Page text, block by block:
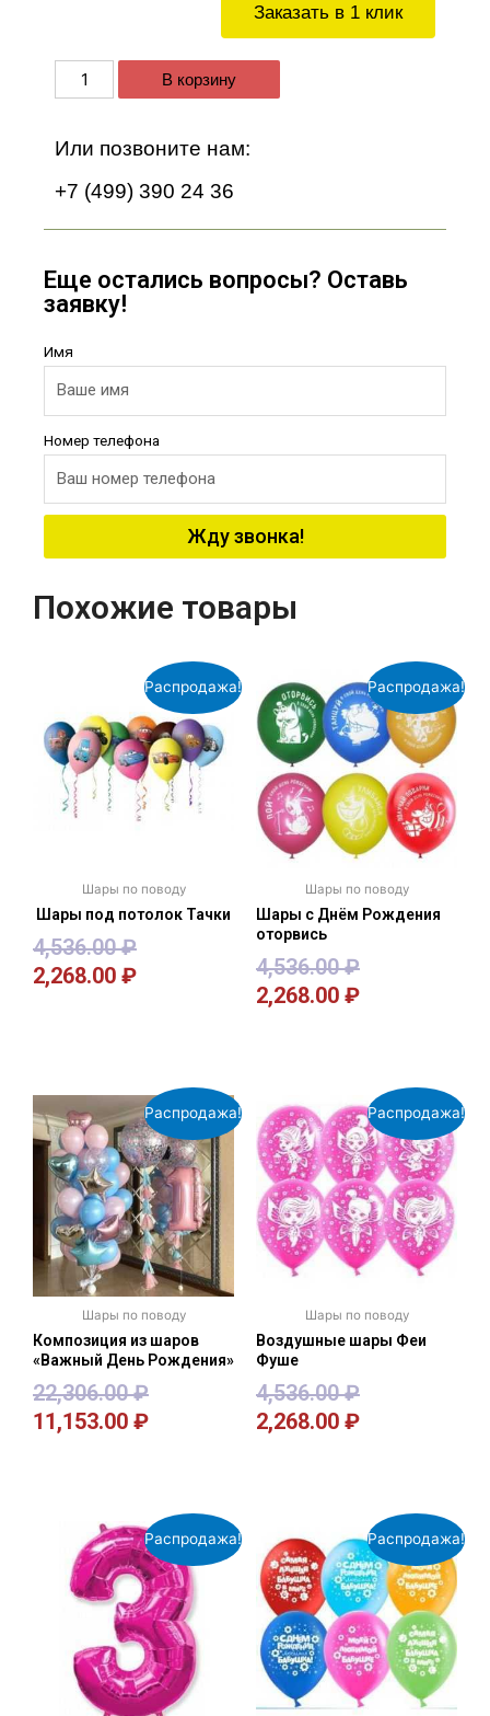
Заказать в 1 клик
В корзину
Или позвоните нам:
+7 (499) 390 24 36
Еще остались вопросы? Оставь
заявку!
Имя
Номер телефона
Жду звонка!
Похожие товары
Распродажа!
Шары по поводу
Шары под потолок Тачки
4,536.00₽
2,268.00 ₽
Распродажа!
Шары по поводу
Шары с Днём Рождения
оторвись
4,536.00₽
2,268.00 ₽
Распродажа!
Шары по поводу
Композиция из шаров
«Важный День Рождения»
22,306.00₽
11,153.00 ₽
Распродажа!
Шары по поводу
Воздушные шары Феи
Фуше
4,536.00₽
2,268.00 ₽
Распродажа! Распродажа!